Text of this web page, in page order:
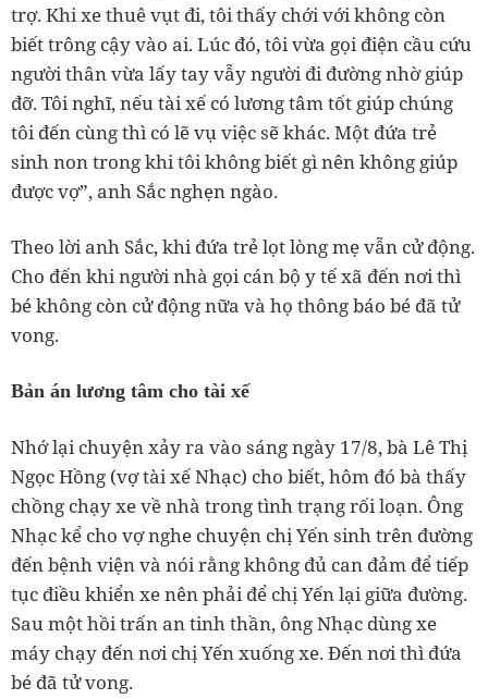
trợ. Khi xe thuê vụt đi, tôi thấy chới với không còn
biết trông cậy vào ai. Lúc đó, tôi vừa gọi điện cầu cứu
người thân vừa lấy tay vẫy người đi đường nhờ giúp
đỡ. Tôi nghĩ, nếu tài xế có lương tâm tốt giúp chúng
tôi đến cùng thì có lẽ vụ việc sẽ khác. Một đứa trẻ
sinh non trong khi tôi không biết gì nên không giúp
được vợ”, anh Sắc nghẹn ngào.
Theo lời anh Sắc, khi đứa trẻ lọt lòng mẹ vẫn cử động.
Cho đến khi người nhà gọi cán bộ y tế xã đến nơi thì
bé không còn cử động nữa và họ thông báo bé đã tử
vong.
Bản án lương tâm cho tài xế
Nhớ lại chuyện xảy ra vào sáng ngày 17/8, bà Lê Thị
Ngọc Hồng (vợ tài xế Nhạc) cho biết, hôm đó bà thấy
chồng chạy xe về nhà trong tình trạng rối loạn. Ông
Nhạc kể cho vợ nghe chuyện chị Yến sinh trên đường
đến bệnh viện và nói rằng không đủ can đảm để tiếp
tục điều khiển xe nên phải để chị Yến lại giữa đường.
Sau một hồi trấn an tinh thần, ông Nhạc dùng xe
máy chạy đến nơi chị Yến xuống xe. Đến nơi thì đứa
bé đã tử vong.